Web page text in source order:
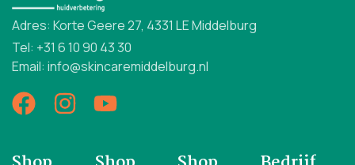
Adres: Korte Geere 27, 4331 LE Middelburg
Tel: +31 6 10 90 43 30
Email: info@skincaremiddelburg.nl